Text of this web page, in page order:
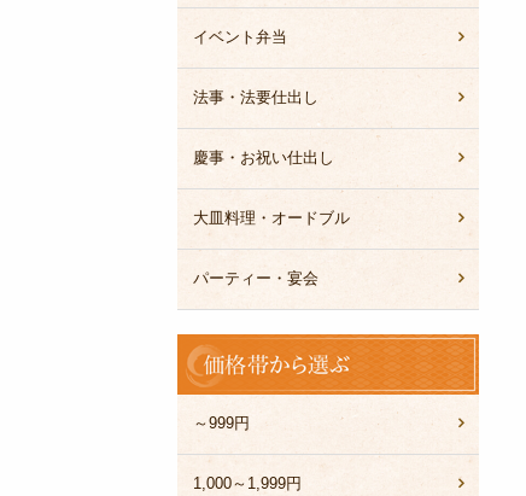
イベント弁当
法事・法要仕出し
慶事・お祝い仕出し
大皿料理・オードブル
パーティー・宴会
価
格
帯
か
選
～999円
1,000～1,999円